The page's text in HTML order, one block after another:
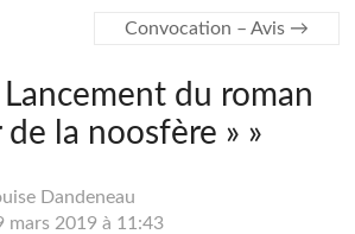
Convocation – Avis →
Lancement du roman
la noosfère » »
Dandeneau
mars 2019 à 11:43